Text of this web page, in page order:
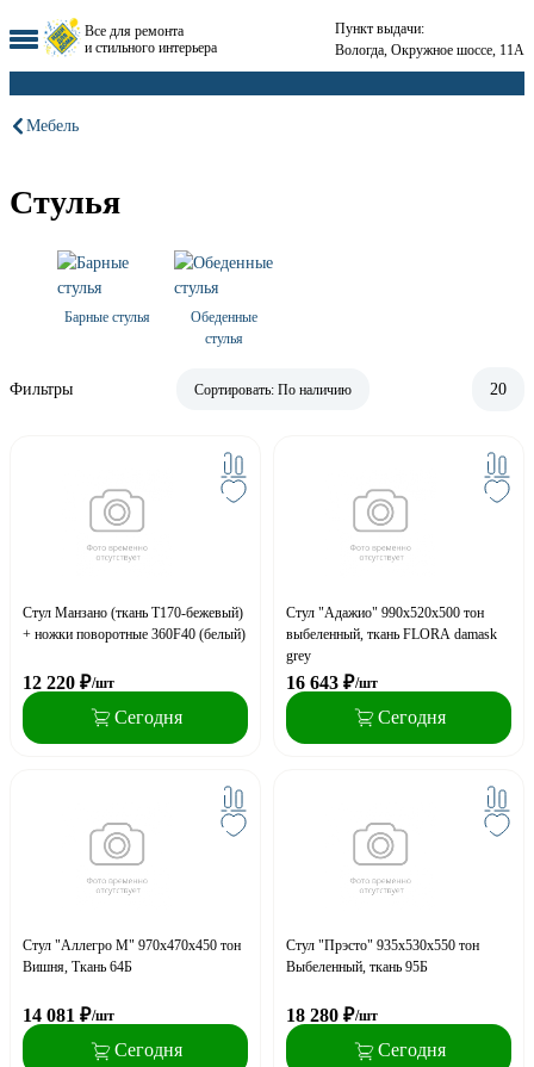
Все для ремонта
и стильного интерьера
Пункт выдачи:
Вологда, Окружное шоссе, 11А
Мебель
Стулья
Барные стулья
Обеденные
стулья
Фильтры Сортировать: По наличию 20
Стул Манзано (ткань Т170-бежевый)
+ ножки поворотные 360F40 (белый)
12 220 ₽/шт
Сегодня
Стул "Адажио" 990х520х500 тон
выбеленный, ткань FLORA damask
grey
16 643 ₽/шт
Сегодня
Стул "Аллегро М" 970х470х450 тон
Вишня, Ткань 64Б
14 081 ₽/шт
Сегодня
Стул "Прэсто" 935х530х550 тон
Выбеленный, ткань 95Б
18 280 ₽/шт
Сегодня